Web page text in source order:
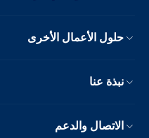
حلول الأعمال الأخرى
نبذة عنا
الاتصال والدعم